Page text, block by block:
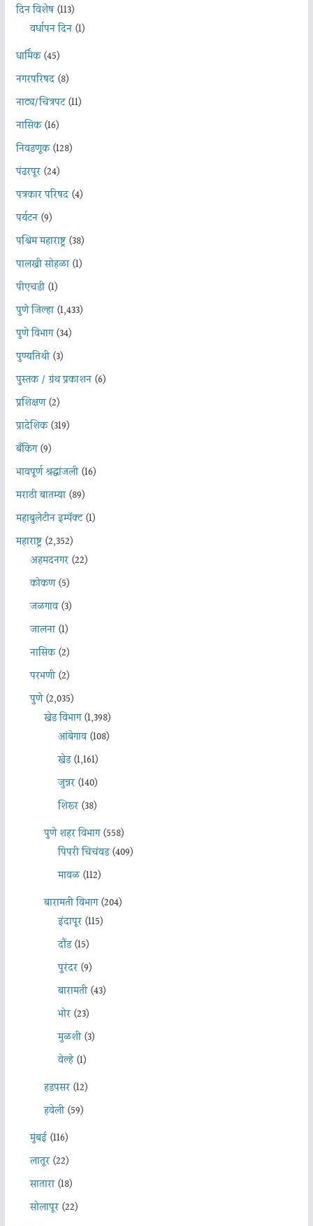
दिन विशेष(113)
वर्धापन दिन(1)
धार्मिक(45)
नगरपरिषद(8)
नाट्य/चित्रपट(11)
नासिक(16)
निवडणूक(128)
पंढरपूर(24)
पत्रकार परिषद(4)
पर्यटन(9)
पश्चिम महाराष्ट्र(38)
पालखी सोहळा(1)
पीएचडी(1)
पुणे जिल्हा(1,433)
पुणे विभाग(34)
पुण्यतिथी(3)
पुस्तक / ग्रंथ प्रकाशन(6)
प्रशिक्षण(2)
प्रादेशिक(319)
बँकिंग(9)
भावपूर्ण श्रद्धांजली(16)
मराठी बातम्या(89)
महाबुलेटीन इम्पॅक्ट(1)
महाराष्ट्र(2,352)
अहमदनगर(22)
कोकण(5)
जळगाव(3)
जालना(1)
नासिक(2)
परभणी(2)
पुणे(2,035)
खेड विभाग(1,398)
आंबेगाव(108)
खेड(1,161)
जुन्नर(140)
शिरूर(38)
पुणे शहर विभाग(558)
पिंपरी चिचंवड(409)
मावळ(112)
बारामती विभाग(204)
इंदापूर(115)
दौंड(15)
पुरंदर(9)
बारामती(43)
भोर(23)
मुळशी(3)
वेल्हे(1)
हडपसर(12)
हवेली(59)
मुंबई(116)
लातूर(22)
सातारा(18)
सोलापूर(22)